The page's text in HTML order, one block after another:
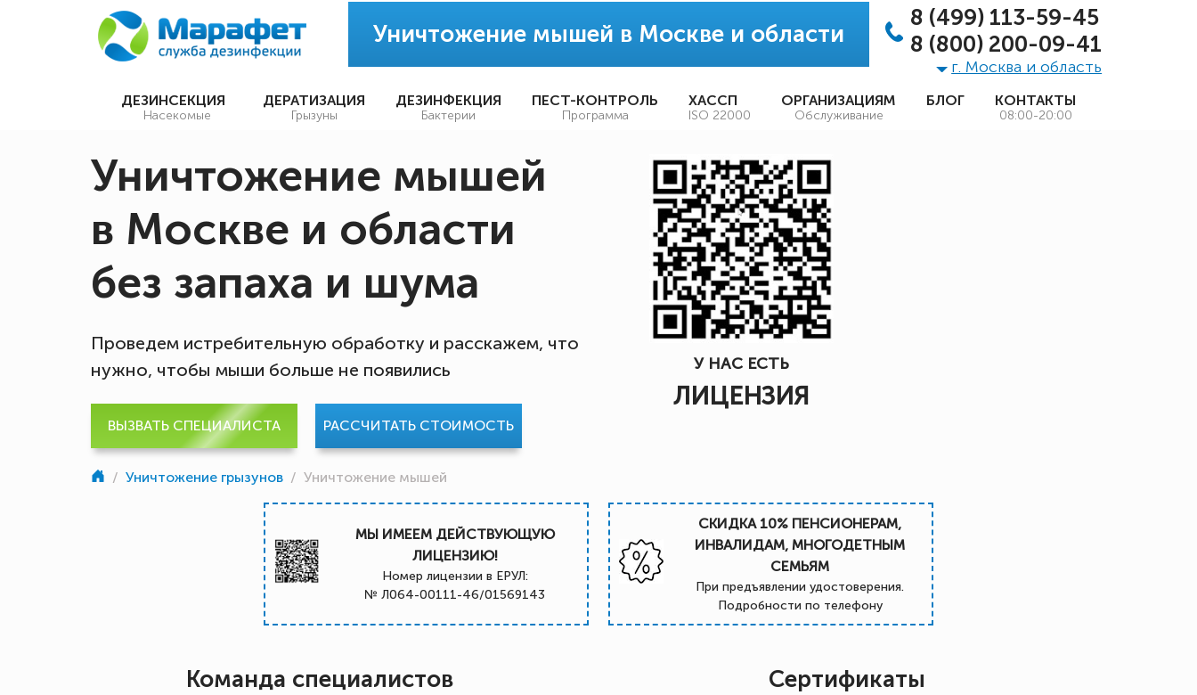
Уничтожение мышей в Москве и области
8 (499) 113-59-45
8 (800) 200-09-41
г. Москва и область
ДЕЗИНСЕКЦИЯ
Насекомые
ДЕРАТИЗАЦИЯ
Грызуны
ДЕЗИНФЕКЦИЯ
Бактерии
ПЕСТ-КОНТРОЛЬ
Программа
ХАССП
ISO 22000
ОРГАНИЗАЦИЯМ
Обслуживание
БЛОГ КОНТАКТЫ
08:00-20:00
Уничтожение мышей
в Москве и области
без запаха и шума
Проведем истребительную обработку и расскажем, что
нужно, чтобы мыши больше не появились
ВЫЗВАТЬ СПЕЦИАЛИСТА РАССЧИТАТЬ СТОИМОСТЬ
У НАС ЕСТЬ
ЛИЦЕНЗИЯ
/ Уничтожение грызунов / Уничтожение мышей
МЫ ИМЕЕМ ДЕЙСТВУЮЩУЮ
ЛИЦЕНЗИЮ!
Номер лицензии в ЕРУЛ:
№ Л064-00111-46/01569143
СКИДКА 10% ПЕНСИОНЕРАМ,
ИНВАЛИДАМ, МНОГОДЕТНЫМ
СЕМЬЯМ
При предъявлении удостоверения.
Подробности по телефону
Команда специалистов Сертификаты